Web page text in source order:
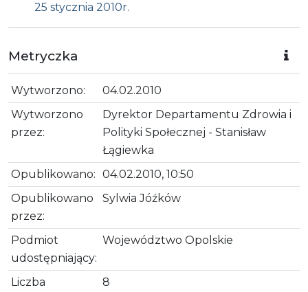
25 stycznia 2010r.
Metryczka
Wytworzono:
04.02.2010
Wytworzono
przez:
Dyrektor Departamentu Zdrowia i
Polityki Społecznej - Stanisław
Łągiewka
Opublikowano: 04.02.2010, 10:50
Opublikowano
przez:
Sylwia Jóźków
Podmiot
udostępniający:
Województwo Opolskie
Liczba
8